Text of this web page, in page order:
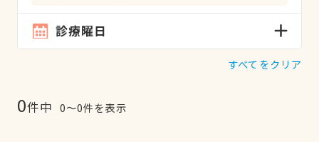
診療曜日
すべてをクリア
0件中 0〜0件を表示